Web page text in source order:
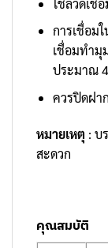
ใช้ลวดเชื่
การเชื่อม
เชื่อมทำมุ
ประมาณ
ควรปิดฝา
หมายเหตุ : บ
สะดวก
คุณสมบัติ